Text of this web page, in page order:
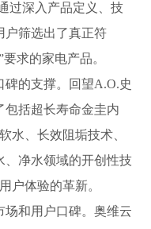
过深入产品定义、技
户筛选出了真正符
求的家电产品。
的支撑。回望A.O.史
包括超长寿命金圭内
水、长效阻垢技术、
、净水领域的开创性技
户体验的革新。
和用户口碑。奥维云